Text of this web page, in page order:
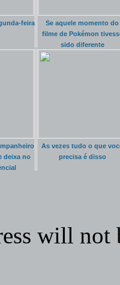
feira
Se aquele momento do
filme de Pokémon
sido diferente
deixa no
As vezes tudo o que
precisa é disso
will not